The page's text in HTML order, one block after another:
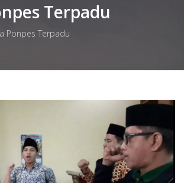
Terpadu
Ponpes Terpadu